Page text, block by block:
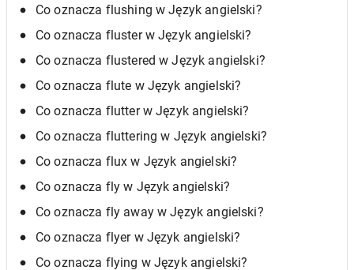
Co oznacza flushing w Język angielski?
Co oznacza fluster w Język angielski?
Co oznacza flustered w Język angielski?
Co oznacza flute w Język angielski?
Co oznacza flutter w Język angielski?
Co oznacza fluttering w Język angielski?
Co oznacza flux w Język angielski?
Co oznacza fly w Język angielski?
Co oznacza fly away w Język angielski?
Co oznacza flyer w Język angielski?
Co oznacza flying w Język angielski?